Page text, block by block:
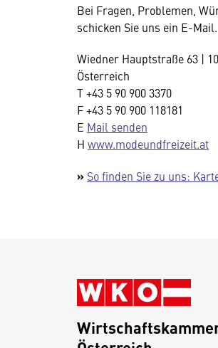
Bei Fragen, Problemen,
schicken Sie uns ein E-Mail.
Wiedner Hauptstraße 63 |
Österreich
T +43 5 90 900 3370
F +43 5 90 900 118181
E Mail senden
H www.modeundfreizeit.at
» So finden Sie zu uns: